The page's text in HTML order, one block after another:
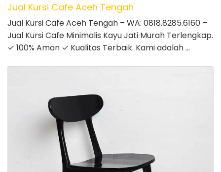
Jual Kursi Cafe Aceh Tengah
Jual Kursi Cafe Aceh Tengah – WA: 0818.8285.6160 –
Jual Kursi Cafe Minimalis Kayu Jati Murah Terlengkap.
✓ 100% Aman ✓ Kualitas Terbaik. Kami adalah …